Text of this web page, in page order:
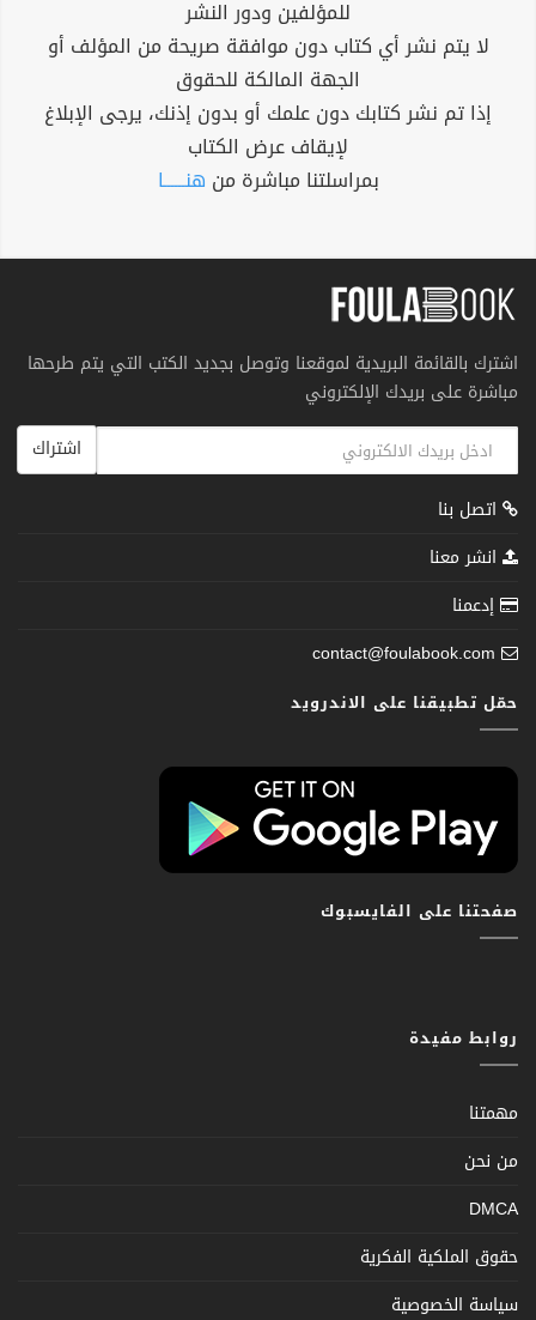
للمؤلفين ودور النشر
لا يتم نشر أي كتاب دون موافقة صريحة من المؤلف أو
الجهة المالكة للحقوق
إذا تم نشر كتابك دون علمك أو بدون إذنك، يرجى الإبلاغ
لإيقاف عرض الكتاب
بمراسلتنا مباشرة من هنــــــا
اشترك بالقائمة البريدية لموقعنا وتوصل بجديد الكتب التي يتم طرحها
مباشرة على بريدك الإلكتروني
اشتراك
اتصل بنا
انشر معنا
إدعمنا
contact@foulabook.com
حمّل تطبيقنا على الاندرويد
صفحتنا على الفايسبوك
روابط مفيدة
مهمتنا
من نحن
DMCA
حقوق الملكية الفكرية
سياسة الخصوصية